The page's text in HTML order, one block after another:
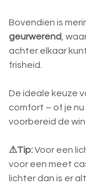
Bovendien is
geurwerend,
achter elkaar
frisheid.
De ideale keuze
comfort – of je
voorbereid de
⚠Tip:Voor een
voor een meet
lichter dan is er